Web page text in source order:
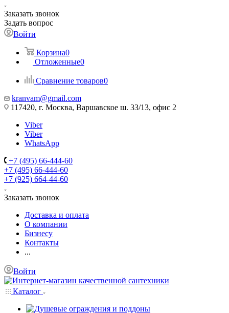
Заказать звонок
Задать вопрос
Войти
Корзина0
Отложенные0
Сравнение товаров0
kranvam@gmail.com
117420, г. Москва, Варшавское ш. 33/13, офис 2
Viber
Viber
WhatsApp
+7 (495) 66-444-60
+7 (495) 66-444-60
+7 (925) 664-44-60
Заказать звонок
Доставка и оплата
О компании
Бизнесу
Контакты
...
Войти
Каталог